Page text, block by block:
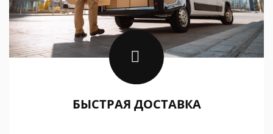
БЫСТРАЯ ДОСТАВКА